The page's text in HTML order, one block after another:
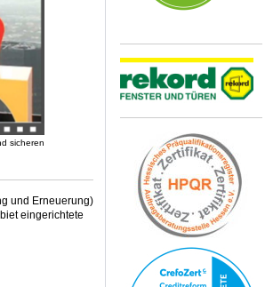
sicheren
und Erneuerung)
eingerichtete